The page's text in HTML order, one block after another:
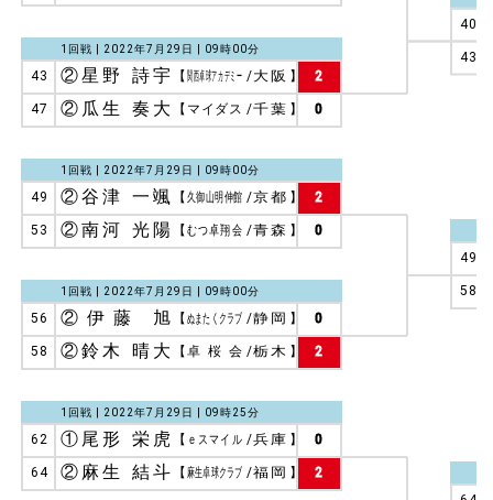
40
43
49
58
1回戦 | 2022年7月29日 | 09時00分
2
43 ②星野 詩宇 【 関西卓球アカデミー /大阪 】
0
47 ②瓜生 奏大 【 マイダス /千葉 】
1回戦 | 2022年7月29日 | 09時00分
2
49 ②谷津 一颯 【 久御山明伸館 /京都 】
0
53 ②南河 光陽 【 むつ卓翔会 /青森 】
1回戦 | 2022年7月29日 | 09時00分
0
56 ②伊藤 旭 【 ぬまたくクラブ /静岡 】
2
58 ②鈴木 晴大 【 卓桜会 /栃木 】
1回戦 | 2022年7月29日 | 09時25分
0
62 ①尾形 栄虎 【 ｅスマイル /兵庫 】
2
64 ②麻生 結斗 【 麻生卓球クラブ /福岡 】